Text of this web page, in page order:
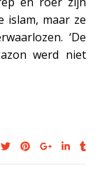
islam, maar ze
‘De
werd niet